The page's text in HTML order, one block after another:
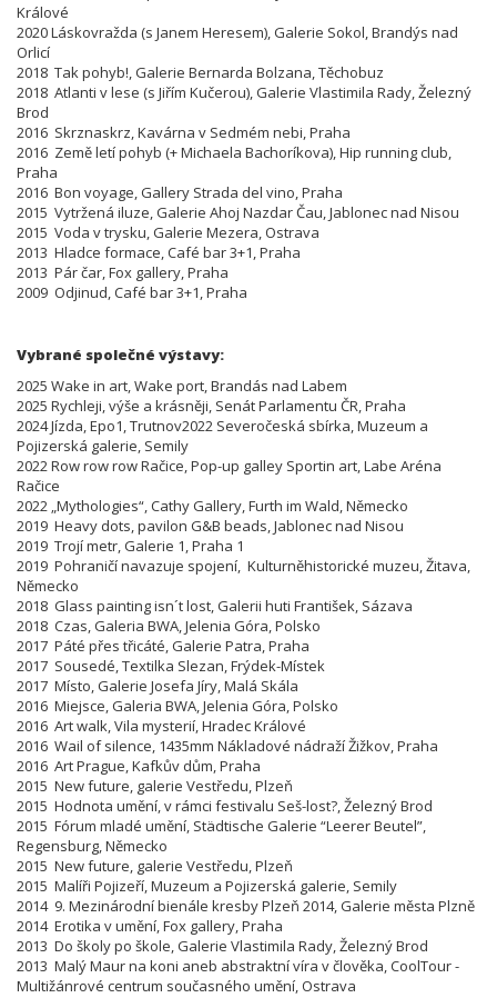
Králové
2020 Láskovražda (s Janem Heresem), Galerie Sokol, Brandýs nad
Orlicí
2018 Tak pohyb!, Galerie Bernarda Bolzana, Těchobuz
2018 Atlanti v lese (s Jiřím Kučerou), Galerie Vlastimila Rady, Železný
Brod
2016 Skrznaskrz, Kavárna v Sedmém nebi, Praha
2016 Země letí pohyb (+ Michaela Bachoríkova), Hip running club,
Praha
2016 Bon voyage, Gallery Strada del vino, Praha
2015 Vytržená iluze, Galerie Ahoj Nazdar Čau, Jablonec nad Nisou
2015 Voda v trysku, Galerie Mezera, Ostrava
2013 Hladce formace, Café bar 3+1, Praha
2013 Pár čar, Fox gallery, Praha
2009 Odjinud, Café bar 3+1, Praha
Vybrané společné výstavy:
2025 Wake in art, Wake port, Brandás nad Labem
2025 Rychleji, výše a krásněji, Senát Parlamentu ČR, Praha
2024 Jízda, Epo1, Trutnov2022 Severočeská sbírka, Muzeum a
Pojizerská galerie, Semily
2022 Row row row Račice, Pop-up galley Sportin art, Labe Aréna
Račice
2022 „Mythologies“, Cathy Gallery, Furth im Wald, Německo
2019 Heavy dots, pavilon G&B beads, Jablonec nad Nisou
2019 Trojí metr, Galerie 1, Praha 1
2019 Pohraničí navazuje spojení, Kulturněhistorické muzeu, Žitava,
Německo
2018 Glass painting isn´t lost, Galerii huti František, Sázava
2018 Czas, Galeria BWA, Jelenia Góra, Polsko
2017 Páté přes třicáté, Galerie Patra, Praha
2017 Sousedé, Textilka Slezan, Frýdek-Místek
2017 Místo, Galerie Josefa Jíry, Malá Skála
2016 Miejsce, Galeria BWA, Jelenia Góra, Polsko
2016 Art walk, Vila mysterií, Hradec Králové
2016 Wail of silence, 1435mm Nákladové nádraží Žižkov, Praha
2016 Art Prague, Kafkův dům, Praha
2015 New future, galerie Vestředu, Plzeň
2015 Hodnota umění, v rámci festivalu Seš-lost?, Železný Brod
2015 Fórum mladé umění, Städtische Galerie “Leerer Beutel”,
Regensburg, Německo
2015 New future, galerie Vestředu, Plzeň
2015 Malíři Pojizeří, Muzeum a Pojizerská galerie, Semily
2014 9. Mezinárodní bienále kresby Plzeň 2014, Galerie města Plzně
2014 Erotika v umění, Fox gallery, Praha
2013 Do školy po škole, Galerie Vlastimila Rady, Železný Brod
2013 Malý Maur na koni aneb abstraktní víra v člověka, CoolTour -
Multižánrové centrum současného umění, Ostrava